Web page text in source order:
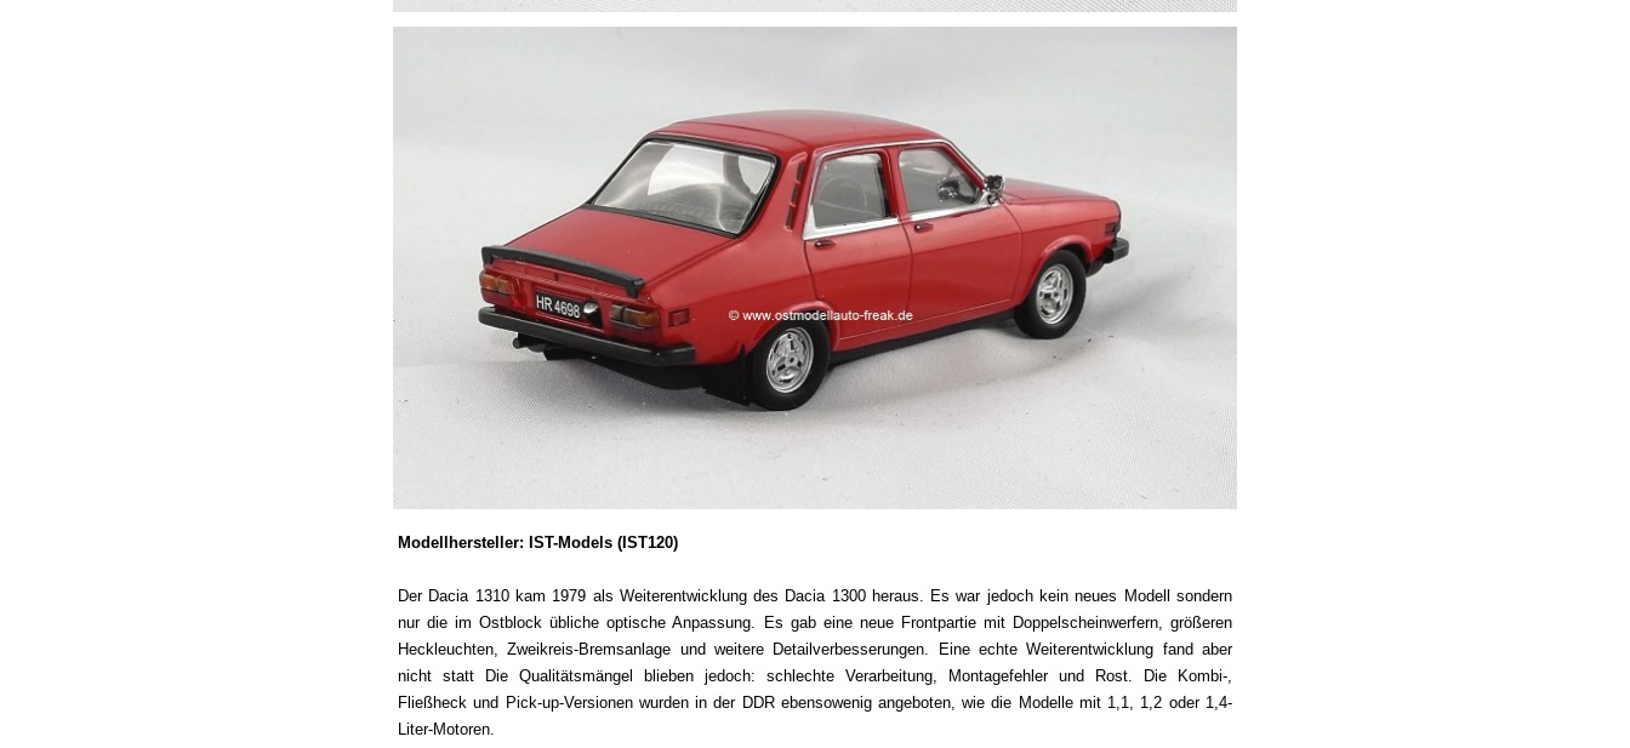
Modellhersteller: IST-Models (IST120)
Der Dacia 1310 kam 1979 als Weiterentwicklung des Dacia 1300 heraus. Es war jedoch kein neues Modell sondern
nur die im Ostblock übliche optische Anpassung. Es gab eine neue Frontpartie mit Doppelscheinwerfern, größeren
Heckleuchten, Zweikreis-Bremsanlage und weitere Detailverbesserungen. Eine echte Weiterentwicklung fand aber
nicht statt Die Qualitätsmängel blieben jedoch: schlechte Verarbeitung, Montagefehler und Rost. Die Kombi-,
Fließheck und Pick-up-Versionen wurden in der DDR ebensowenig angeboten, wie die Modelle mit 1,1, 1,2 oder 1,4-
Liter-Motoren.